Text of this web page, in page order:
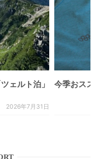
ェルト泊」
2026年7月31日
今季おスス